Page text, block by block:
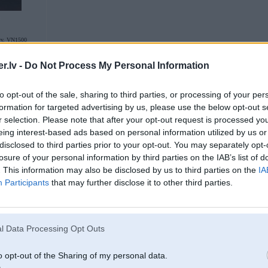
- Do Not Process My Personal Information
opt-out of the sale, sharing to third parties, or processing of your
for targeted advertising by us, please use the below opt-out
selection. Please note that after your opt-out request is processed
interest-based ads based on personal information utilized by us
to third parties prior to your opt-out. You may separately
of your personal information by third parties on the IAB’s list of
This information may also be disclosed by us to third parties on the
Participants that may further disclose it to other third parties.
Data Processing Opt Outs
opt-out of the Sharing of my personal data.
VN1500
Sakariigu e32 Latvijaa ir maz!
to nav veerts piemineet, jo komforts un braukshanas prieks to atspeeko
nozheelot paarseeshanos no E36 uz E32 V8, manupraat, nemaz nevar.